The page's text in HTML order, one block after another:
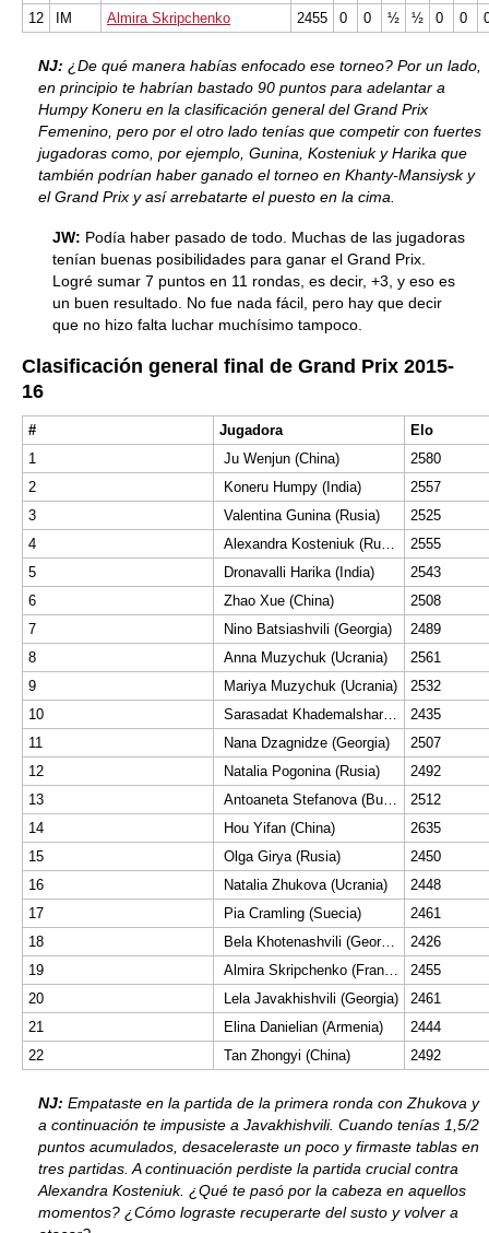
12
IM Almira Skripchenko 2455 0 0 ½ ½ 0 0
NJ: ¿De qué manera habías enfocado ese torneo? Por un lado,
en principio te habrían bastado 90 puntos para adelantar a
Humpy Koneru en la clasificación general del Grand Prix
Femenino, pero por el otro lado tenías que competir con fuertes
jugadoras como, por ejemplo, Gunina, Kosteniuk y Harika que
también podrían haber ganado el torneo en Khanty-Mansiysk y
el Grand Prix y así arrebatarte el puesto en la cima.
JW: Podía haber pasado de todo. Muchas de las jugadoras
tenían buenas posibilidades para ganar el Grand Prix.
Logré sumar 7 puntos en 11 rondas, es decir, +3, y eso es
un buen resultado. No fue nada fácil, pero hay que decir
que no hizo falta luchar muchísimo tampoco.
Clasificación general final de Grand Prix 2015-
16
# Jugadora
Elo
1
Ju Wenjun (China)
2580
2
Koneru Humpy (India)
2557
3
Valentina Gunina (Rusia)
2525
4
Alexandra Kosteniuk (Rusia)
2555
5
Dronavalli Harika (India)
2543
6
Zhao Xue (China)
2508
7
Nino Batsiashvili (Georgia)
2489
8
Anna Muzychuk (Ucrania)
2561
9
Mariya Muzychuk (Ucrania)
2532
10
Sarasadat Khademalsharieh (Irán)
2435
11
Nana Dzagnidze (Georgia)
2507
12
Natalia Pogonina (Rusia)
2492
13
Antoaneta Stefanova (Bulgaria)
2512
14
Hou Yifan (China)
2635
15
Olga Girya (Rusia)
2450
16
Natalia Zhukova (Ucrania)
2448
17
Pia Cramling (Suecia)
2461
18
Bela Khotenashvili (Georgia)
2426
19
Almira Skripchenko (Francia)
2455
20
Lela Javakhishvili (Georgia)
2461
21
Elina Danielian (Armenia)
2444
22
Tan Zhongyi (China) 2492
NJ: Empataste en la partida de la primera ronda con Zhukova y
a continuación te impusiste a Javakhishvili. Cuando tenías 1,5/2
puntos acumulados, desaceleraste un poco y firmaste tablas en
tres partidas. A continuación perdiste la partida crucial contra
Alexandra Kosteniuk. ¿Qué te pasó por la cabeza en aquellos
momentos? ¿Cómo lograste recuperarte del susto y volver a